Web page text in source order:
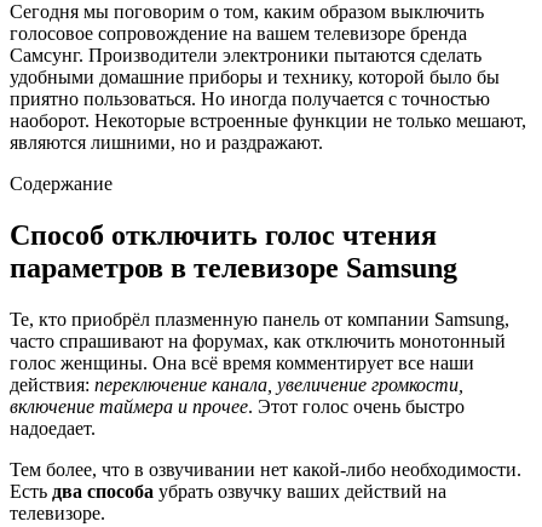
Сегодня мы поговорим о том, каким образом выключить
голосовое сопровождение на вашем телевизоре бренда
Самсунг. Производители электроники пытаются сделать
удобными домашние приборы и технику, которой было бы
приятно пользоваться. Но иногда получается с точностью
наоборот. Некоторые встроенные функции не только мешают,
являются лишними, но и раздражают.
Содержание
Способ отключить голос чтения
параметров в телевизоре Samsung
Те, кто приобрёл плазменную панель от компании Samsung,
часто спрашивают на форумах, как отключить монотонный
голос женщины. Она всё время комментирует все наши
действия: переключение канала, увеличение громкости,
включение таймера и прочее. Этот голос очень быстро
надоедает.
Тем более, что в озвучивании нет какой-либо необходимости.
Есть два способа убрать озвучку ваших действий на
телевизоре.